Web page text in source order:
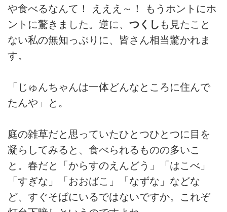
や食べるなんて！ えええ～！ もうホントにホ
ントに驚きました。逆に、 つくし も見たこと
ない私の無知っぷりに、皆さん相当驚かれま
す。
「じゅんちゃんは一体どんなところに住んで
たんや」と。
庭の雑草だと思っていたひとつひとつに目を
凝らしてみると、食べられるものの多いこ
と。春だと「からすのえんどう」「はこべ」
「すぎな」「おおばこ」「なずな」などな
ど、すぐそばにいるではないですか。これぞ